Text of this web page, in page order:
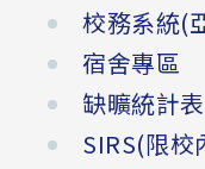
校務系統(
宿舍專區
缺曠統計表
SIRS(限校